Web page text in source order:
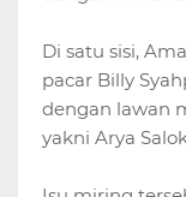
Di satu sisi,
pacar Billy
dengan lawan
yakni Arya